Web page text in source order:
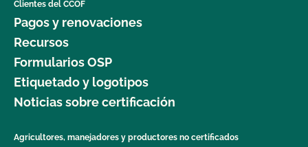
Clientes del CCOF
Pagos y renovaciones
Recursos
Formularios OSP
Etiquetado y logotipos
Noticias sobre certificación
Agricultores, manejadores y productores no certificados